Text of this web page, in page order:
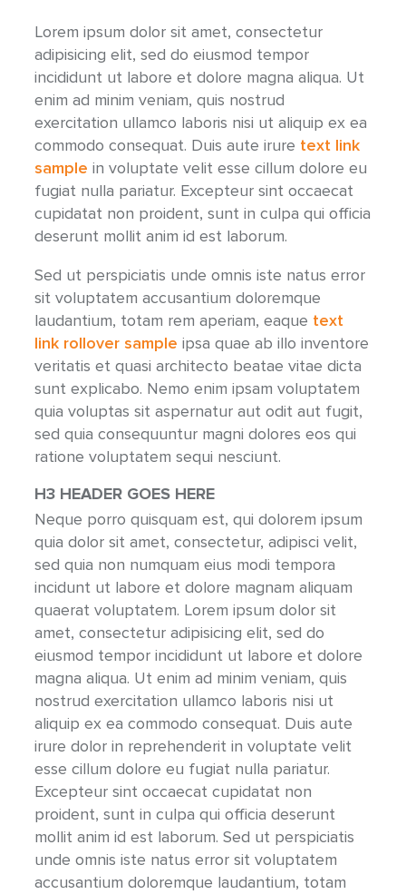
Lorem ipsum dolor sit amet, consectetur
adipisicing elit, sed do eiusmod tempor
incididunt ut labore et dolore magna aliqua. Ut
enim ad minim veniam, quis nostrud
exercitation ullamco laboris nisi ut aliquip ex ea
commodo consequat. Duis aute irure text link
sample in voluptate velit esse cillum dolore eu
fugiat nulla pariatur. Excepteur sint occaecat
cupidatat non proident, sunt in culpa qui officia
deserunt mollit anim id est laborum.
Sed ut perspiciatis unde omnis iste natus error
sit voluptatem accusantium doloremque
laudantium, totam rem aperiam, eaque text
link rollover sample ipsa quae ab illo inventore
veritatis et quasi architecto beatae vitae dicta
sunt explicabo. Nemo enim ipsam voluptatem
quia voluptas sit aspernatur aut odit aut fugit,
sed quia consequuntur magni dolores eos qui
ratione voluptatem sequi nesciunt.
H3 HEADER GOES HERE
Neque porro quisquam est, qui dolorem ipsum
quia dolor sit amet, consectetur, adipisci velit,
sed quia non numquam eius modi tempora
incidunt ut labore et dolore magnam aliquam
quaerat voluptatem. Lorem ipsum dolor sit
amet, consectetur adipisicing elit, sed do
eiusmod tempor incididunt ut labore et dolore
magna aliqua. Ut enim ad minim veniam, quis
nostrud exercitation ullamco laboris nisi ut
aliquip ex ea commodo consequat. Duis aute
irure dolor in reprehenderit in voluptate velit
esse cillum dolore eu fugiat nulla pariatur.
Excepteur sint occaecat cupidatat non
proident, sunt in culpa qui officia deserunt
mollit anim id est laborum. Sed ut perspiciatis
unde omnis iste natus error sit voluptatem
accusantium doloremque laudantium, totam